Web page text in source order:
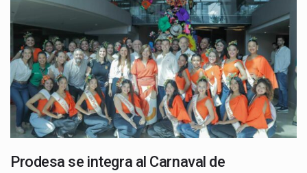
Prodesa se integra al Carnaval de